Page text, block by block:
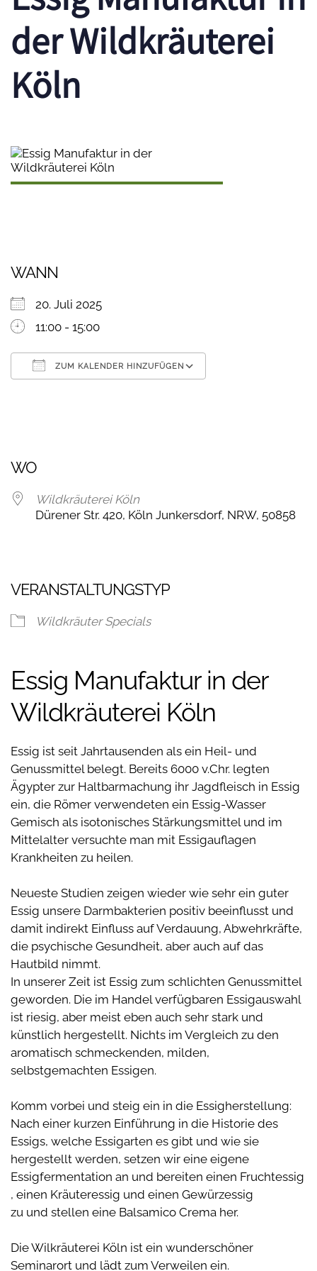
der Wildkräuterei
Köln
WANN
20. Juli 2025
11:00 - 15:00
ZUM KALENDER HINZUFÜGEN
WO
Wildkräuterei Köln
Dürener Str. 420, Köln Junkersdorf, NRW, 50858
VERANSTALTUNGSTYP
Wildkräuter Specials
Essig Manufaktur in der
Wildkräuterei Köln
Essig ist seit Jahrtausenden als ein Heil- und
Genussmittel belegt. Bereits 6000 v.Chr. legten
Ägypter zur Haltbarmachung ihr Jagdfleisch in Essig
ein, die Römer verwendeten ein Essig-Wasser
Gemisch als isotonisches Stärkungsmittel und im
Mittelalter versuchte man mit Essigauflagen
Krankheiten zu heilen.
Neueste Studien zeigen wieder wie sehr ein guter
Essig unsere Darmbakterien positiv beeinflusst und
damit indirekt Einfluss auf Verdauung, Abwehrkräfte,
die psychische Gesundheit, aber auch auf das
Hautbild nimmt.
In unserer Zeit ist Essig zum schlichten Genussmittel
geworden. Die im Handel verfügbaren Essigauswahl
ist riesig, aber meist eben auch sehr stark und
künstlich hergestellt. Nichts im Vergleich zu den
aromatisch schmeckenden, milden,
selbstgemachten Essigen.
Komm vorbei und steig ein in die Essigherstellung:
Nach einer kurzen Einführung in die Historie des
Essigs, welche Essigarten es gibt und wie sie
hergestellt werden, setzen wir eine eigene
Essigfermentation an und bereiten einen Fruchtessig
, einen Kräuteressig und einen Gewürzessig
zu und stellen eine Balsamico Crema her.
Die Wilkräuterei Köln ist ein wunderschöner
Seminarort und lädt zum Verweilen ein.